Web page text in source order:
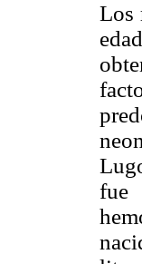
Los
fue